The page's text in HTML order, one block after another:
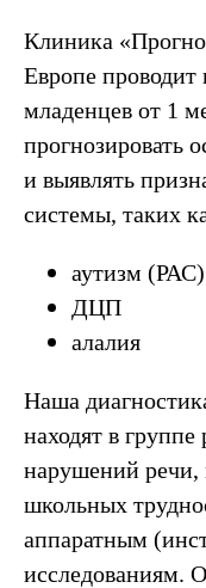
Клиника
Европе проводит
младенцев от 1
прогнозировать
и выявлять
системы, таких
аутизм (РАС)
ДЦП
алалия
Наша
находят в
нарушений
школьных
аппаратным
исследованиям.